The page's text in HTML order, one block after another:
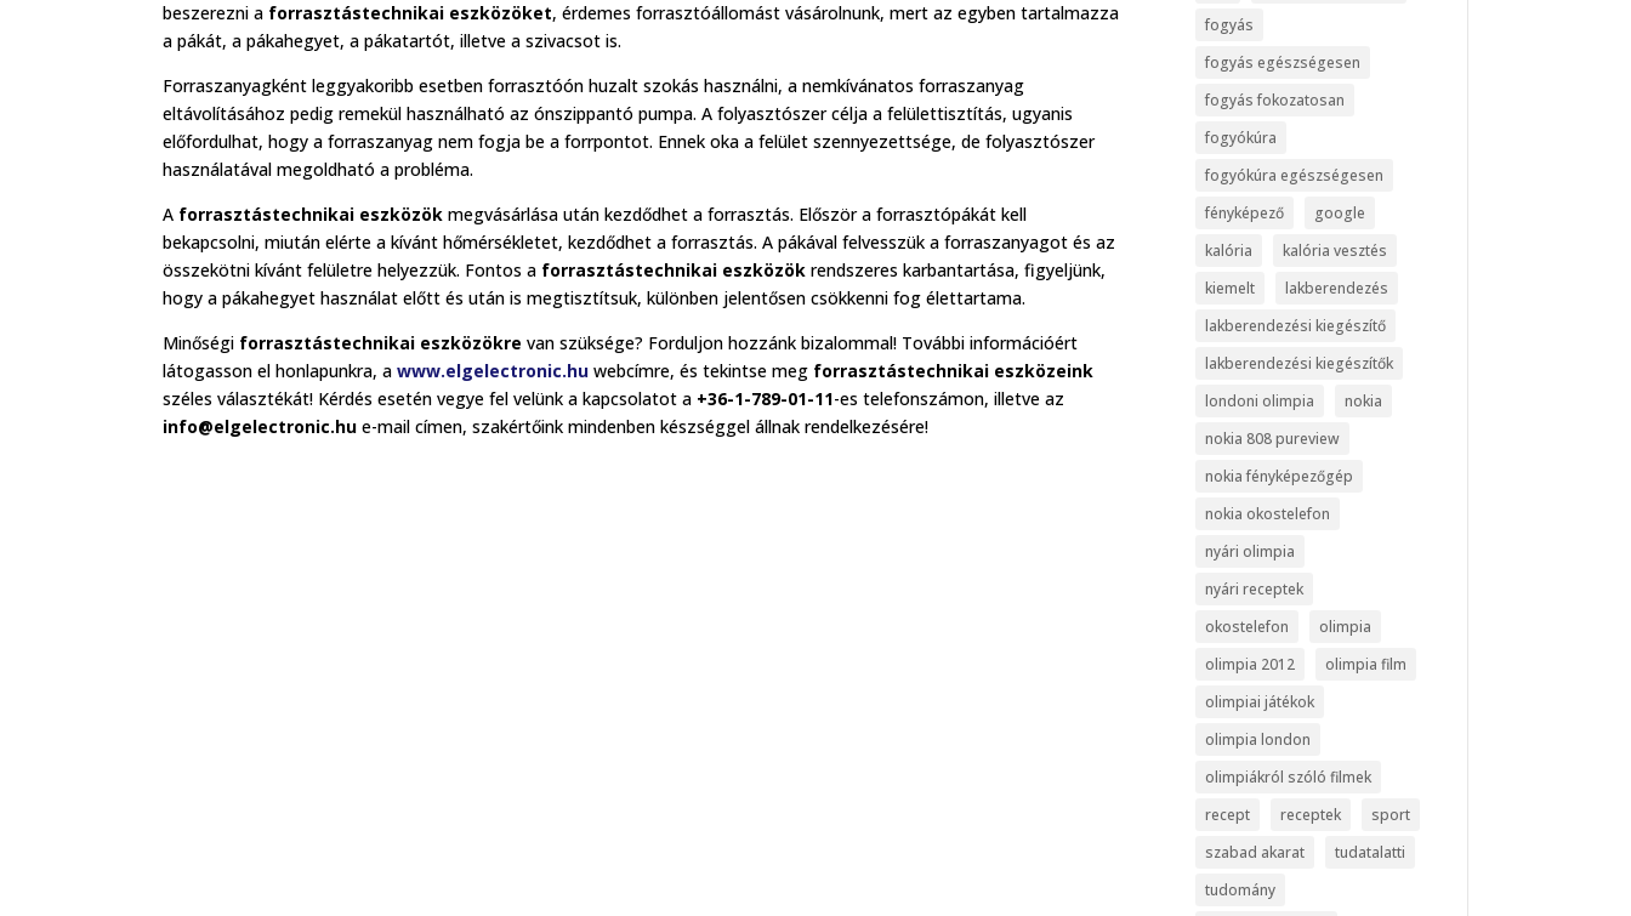
beszerezni a forrasztástechnikai eszközöket, érdemes forrasztóállomást vásárolnunk, mert az egyben tartalmazza
a pákát, a pákahegyet, a pákatartót, illetve a szivacsot is.
Forraszanyagként leggyakoribb esetben forrasztóón huzalt szokás használni, a nemkívánatos forraszanyag
eltávolításához pedig remekül használható az ónszippantó pumpa. A folyasztószer célja a felülettisztítás, ugyanis
előfordulhat, hogy a forraszanyag nem fogja be a forrpontot. Ennek oka a felület szennyezettsége, de folyasztószer
használatával megoldható a probléma.
A forrasztástechnikai eszközök megvásárlása után kezdődhet a forrasztás. Először a forrasztópákát kell
bekapcsolni, miután elérte a kívánt hőmérsékletet, kezdődhet a forrasztás. A pákával felvesszük a forraszanyagot és az
összekötni kívánt felületre helyezzük. Fontos a forrasztástechnikai eszközök rendszeres karbantartása, figyeljünk,
hogy a pákahegyet használat előtt és után is megtisztítsuk, különben jelentősen csökkenni fog élettartama.
Minőségi forrasztástechnikai eszközökre van szüksége? Forduljon hozzánk bizalommal! További információért
látogasson el honlapunkra, awww.elgelectronic.hu webcímre, és tekintse meg forrasztástechnikai eszközeink
széles választékát! Kérdés esetén vegye fel velünk a kapcsolatot a +36-1-789-01-11-es telefonszámon, illetve az
info@elgelectronic.hu e-mail címen, szakértőink mindenben készséggel állnak rendelkezésére!
fogyás
fogyás egészségesen
fogyás fokozatosan
fogyókúra
fogyókúra egészségesen
fényképező
google
kalória
kalória vesztés
kiemelt
lakberendezés
lakberendezési kiegészítő
lakberendezési kiegészítők
londoni olimpia
nokia
nokia 808 pureview
nokia fényképezőgép
nokia okostelefon
nyári olimpia
nyári receptek
okostelefon
olimpia
olimpia 2012
olimpia film
olimpiai játékok
olimpia london
olimpiákról szóló filmek
recept
receptek
sport
szabad akarat
tudatalatti
tudomány